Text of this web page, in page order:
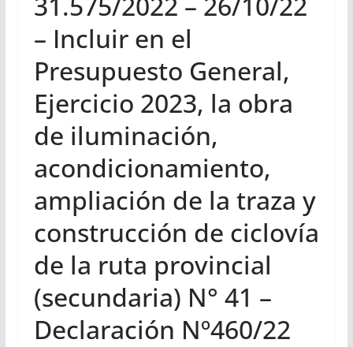
– Incluir en el
Presupuesto General,
Ejercicio 2023, la obra
de iluminación,
acondicionamiento,
ampliación de la traza y
construcción de ciclovía
de la ruta provincial
(secundaria) N° 41 –
Declaración Nº460/22